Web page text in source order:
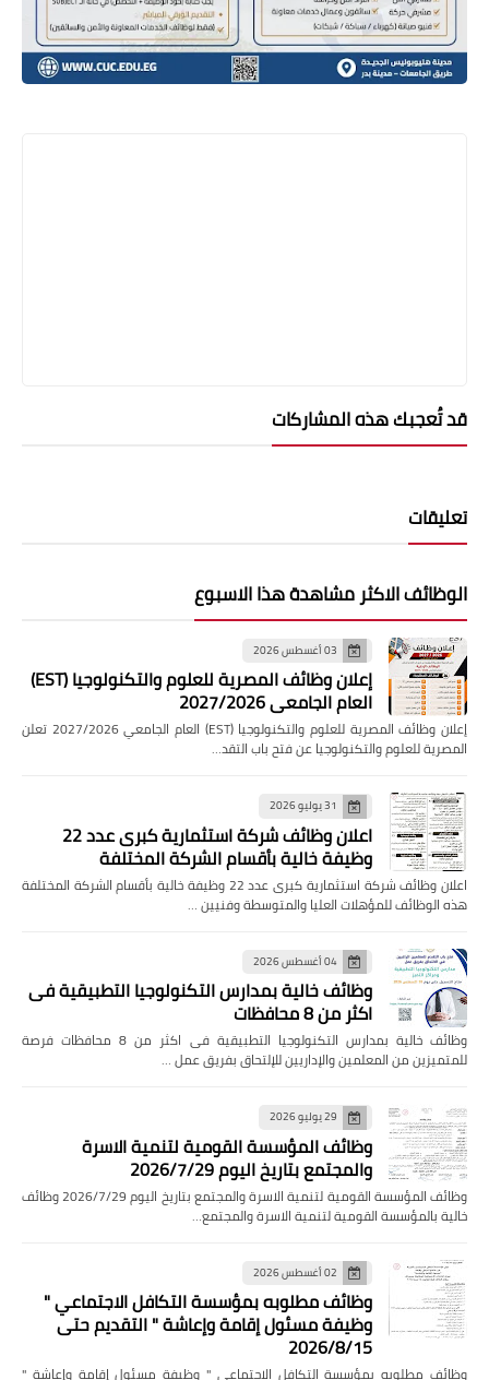
قد تُعجبك هذه المشاركات
تعليقات
الوظائف الاكثر مشاهدة هذا الاسبوع
03 أغسطس 2026
إعلان وظائف المصرية للعلوم والتكنولوجيا (EST)
العام الجامعي 2027/2026
إعلان وظائف المصرية للعلوم والتكنولوجيا (EST) العام الجامعي 2027/2026 تعلن
المصرية للعلوم والتكنولوجيا عن فتح باب التقد…
31 يوليو 2026
اعلان وظائف شركة استثمارية كبرى عدد 22
وظيفة خالية بأقسام الشركة المختلفة
اعلان وظائف شركة استثمارية كبرى عدد 22 وظيفة خالية بأقسام الشركة المختلفة
هذه الوظائف للمؤهلات العليا والمتوسطة وفنيين …
04 أغسطس 2026
وظائف خالية بمدارس التكنولوجيا التطبيقية فى
اكثر من 8 محافظات
وظائف خالية بمدارس التكنولوجيا التطبيقية فى اكثر من 8 محافظات فرصة
للمتميزين من المعلمين والإداريين للإلتحاق بفريق عمل …
29 يوليو 2026
وظائف المؤسسة القومية لتنمية الاسرة
والمجتمع بتاريخ اليوم 2026/7/29
وظائف المؤسسة القومية لتنمية الاسرة والمجتمع بتاريخ اليوم 2026/7/29 وظائف
خالية بالمؤسسة القومية لتنمية الاسرة والمجتمع…
02 أغسطس 2026
وظائف مطلوبه بمؤسسة التكافل الاجتماعي "
وظيفة مسئول إقامة وإعاشة " التقديم حتى
2026/8/15
وظائف مطلوبه بمؤسسة التكافل الاجتماعي " وظيفة مسئول إقامة وإعاشة "